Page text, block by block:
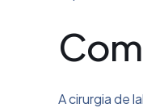
A cirurgia de